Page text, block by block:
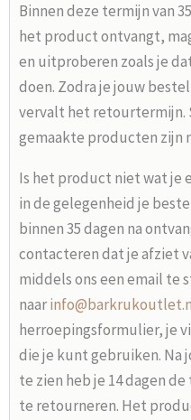
Binnen deze termijn van
het product ontvangt,
en uitproberen zoals je
doen. Zodra je jouw
vervalt het retourtermijn.
gemaakte producten zijn
Is het product niet wat je
in de gelegenheid je
binnen 35 dagen na
contacteren dat je afziet
middels ons een email te
naar
herroepingsformulier, je
die je kunt gebruiken. Na
te zien heb je 14 dagen
te retourneren. Het